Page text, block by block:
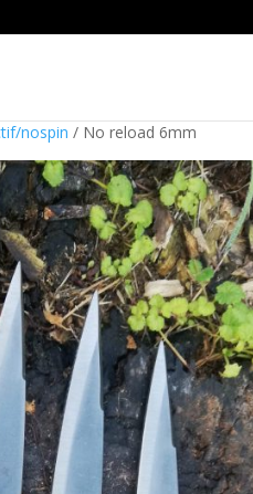
nospin / No reload 6mm